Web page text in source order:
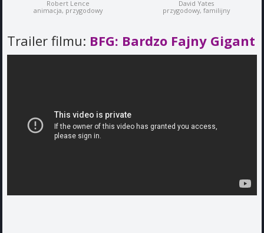
Robert Lence
animacja, przygodowy
David Yates
przygodowy, familijny
Trailer filmu: BFG: Bardzo Fajny Gigant